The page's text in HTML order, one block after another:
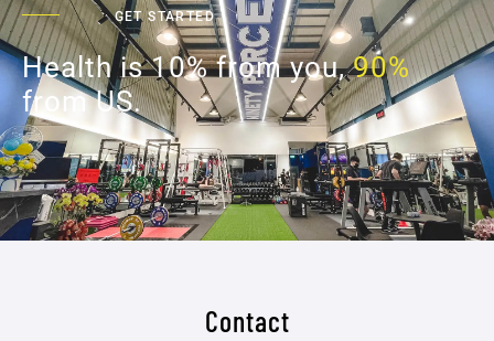
GET STARTED
Health is 10% from you,90%
from US.
Contact